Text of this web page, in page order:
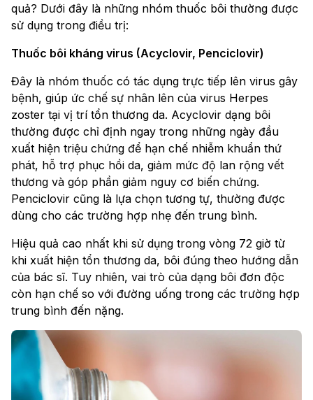
quả? Dưới đây là những nhóm thuốc bôi thường được
sử dụng trong điều trị:
Thuốc bôi kháng virus (Acyclovir, Penciclovir)
Đây là nhóm thuốc có tác dụng trực tiếp lên virus gây
bệnh, giúp ức chế sự nhân lên của virus Herpes
zoster tại vị trí tổn thương da. Acyclovir dạng bôi
thường được chỉ định ngay trong những ngày đầu
xuất hiện triệu chứng để hạn chế nhiễm khuẩn thứ
phát, hỗ trợ phục hồi da, giảm mức độ lan rộng vết
thương và góp phần giảm nguy cơ biến chứng.
Penciclovir cũng là lựa chọn tương tự, thường được
dùng cho các trường hợp nhẹ đến trung bình.
Hiệu quả cao nhất khi sử dụng trong vòng 72 giờ từ
khi xuất hiện tổn thương da, bôi đúng theo hướng dẫn
của bác sĩ. Tuy nhiên, vai trò của dạng bôi đơn độc
còn hạn chế so với đường uống trong các trường hợp
trung bình đến nặng.